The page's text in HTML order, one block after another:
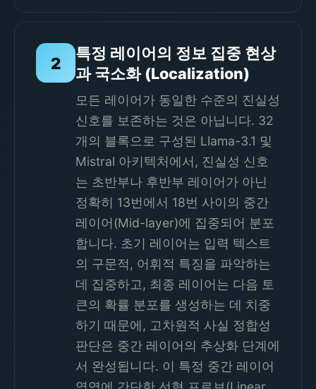
2
특정 레이어의 정보 집중 현상
과 국소화 (Localization)
모든 레이어가 동일한 수준의 진실성
신호를 보존하는 것은 아닙니다. 32
개의 블록으로 구성된 Llama-3.1 및
Mistral 아키텍처에서, 진실성 신호
는 초반부나 후반부 레이어가 아닌
정확히 13번에서 18번 사이의 중간
레이어(Mid-layer)에 집중되어 분포
합니다. 초기 레이어는 입력 텍스트
의 구문적, 어휘적 특징을 파악하는
데 집중하고, 최종 레이어는 다음 토
큰의 확률 분포를 생성하는 데 치중
하기 때문에, 고차원적 사실 정합성
판단은 중간 레이어의 추상화 단계에
서 완성됩니다. 이 특정 중간 레이어